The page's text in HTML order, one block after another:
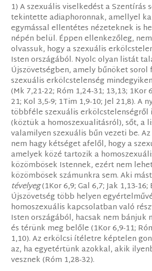
1) A szexuális viselkedést a Szentírás
tekintette adiaphoronnak, amellyel
egymással ellentétes nézeteknek is
népén belül. Éppen ellenkezőleg,
olvassuk, hogy a szexuális
Isten országából. Nyolc olyan listát
Újszövetségben, amely bűnöket sorol
szexuális erkölcstelenség
(Mk 7,21-22; Róm 1,24-31; 13,13; 1Kor
21; Kol 3,5-9; 1Tim 1,9-10; Jel 21,8). A
többféle szexuális erkölcstelenségről
(köztük a homoszexualitásról), sőt, a
valamilyen szexuális bűn vezeti be.
nem hagy kétséget afelől, hogy a
amelyek közé tartozik a
közömbösek Istennek, ezért nem
közömbösek számunkra sem. Aki
tévelyeg(1Kor 6,9; Gal 6,7; Jak 1,13-16;
Újszövetség több helyen
homoszexuális kapcsolatban való
Isten országából, hacsak nem bánjuk
és térünk meg belőle (1Kor 6,9-11;
1,10). Az erkölcsi ítéletre képtelen
az, ha egyetértünk azokkal, akik
vesznek (Róm 1,28-32).